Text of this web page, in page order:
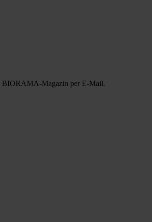
BIORAMA-Magazin per E-Mail.